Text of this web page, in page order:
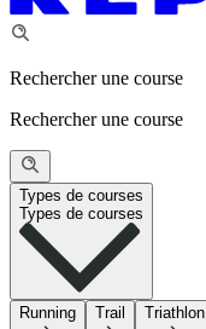
Rechercher une course
Rechercher une course
Types de courses
Types de courses
Running Trail Triathlon